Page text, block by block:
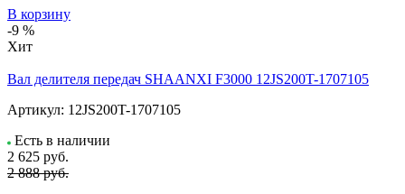
В корзину
-9 %
Хит
Вал делителя передач SHAANXI F3000 12JS200T-1707105
Артикул: 12JS200T-1707105
Есть в наличии
2 625 руб.
2 888 руб.